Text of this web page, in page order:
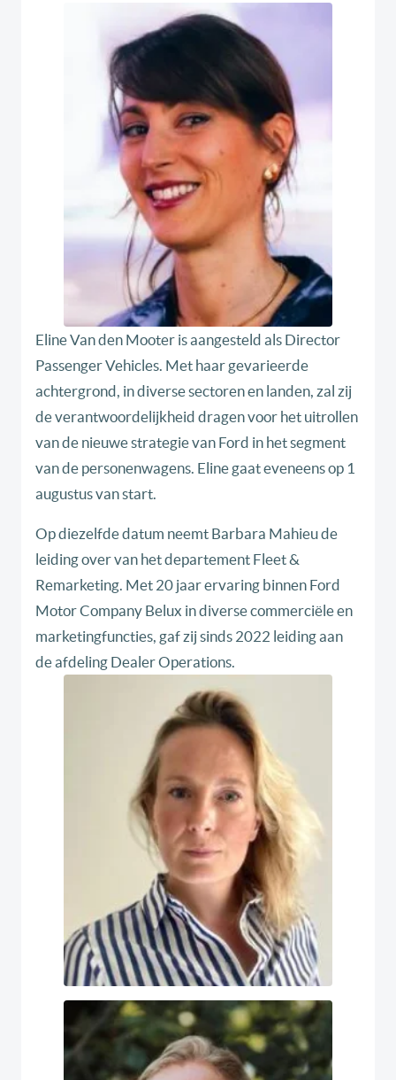
Eline Van den Mooter is aangesteld als Director
Passenger Vehicles. Met haar gevarieerde
achtergrond, in diverse sectoren en landen, zal zij
de verantwoordelijkheid dragen voor het uitrollen
van de nieuwe strategie van Ford in het segment
van de personenwagens. Eline gaat eveneens op 1
augustus van start.
Op diezelfde datum neemt Barbara Mahieu de
leiding over van het departement Fleet &
Remarketing. Met 20 jaar ervaring binnen Ford
Motor Company Belux in diverse commerciële en
marketingfuncties, gaf zij sinds 2022 leiding aan
de afdeling Dealer Operations.